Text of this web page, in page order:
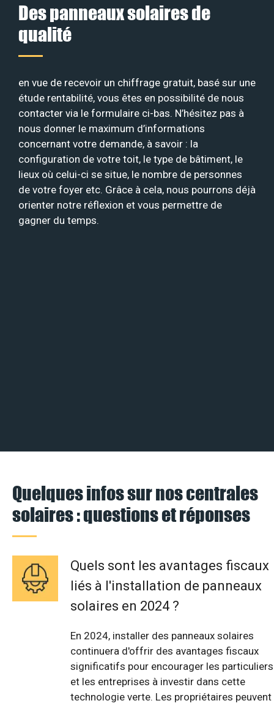
Des panneaux solaires de
qualité
en vue de recevoir un chiffrage gratuit, basé sur une
étude rentabilité, vous êtes en possibilité de nous
contacter via le formulaire ci-bas. N’hésitez pas à
nous donner le maximum d’informations
concernant votre demande, à savoir : la
configuration de votre toit, le type de bâtiment, le
lieux où celui-ci se situe, le nombre de personnes
de votre foyer etc. Grâce à cela, nous pourrons déjà
orienter notre réflexion et vous permettre de
gagner du temps.
Quelques infos sur nos centrales
solaires : questions et réponses
Quels sont les avantages fiscaux
liés à l'installation de panneaux
solaires en 2024 ?
En 2024, installer des panneaux solaires
continuera d'offrir des avantages fiscaux
significatifs pour encourager les particuliers
et les entreprises à investir dans cette
technologie verte. Les propriétaires peuvent